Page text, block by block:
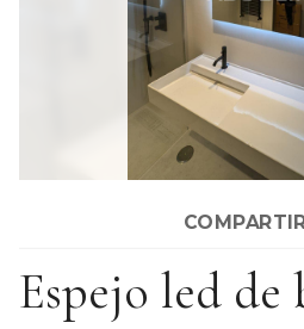
Espejo led de